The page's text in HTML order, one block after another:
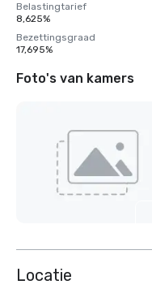
Belastingtarief
8,625%
Bezettingsgraad
17,695%
Foto's van kamers
Locatie